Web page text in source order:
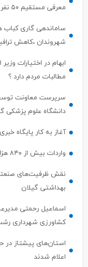
معرفی مستقیم ۵۰ نفر برتر به بازار کار
ساماندهی گاری کباب
شهروندان ،کاهش
ابهام در اختیارات
مطالبات مردم دارد ؟
سرپرست معاونت
دانشگاه علوم
آغاز به کار پایگاه
واردات بیش از ۸۴۰ هزار تن نهاده دامی از بنادر كاسپین و انزلی
نقش ظرفیت‌های
بهداشتی گیلان
اسماعیل رحمتی
کشاورزی شهرداری
استان‌های پیشتاز در
اعلام شدند